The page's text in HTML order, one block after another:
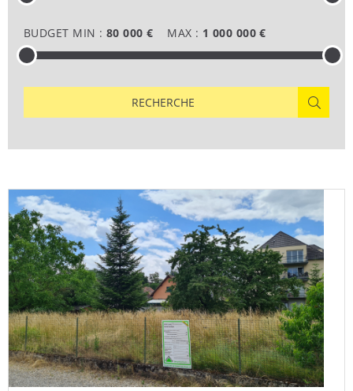
BUDGET MIN : 80 000 € MAX : 1 000 000 €
RECHERCHE